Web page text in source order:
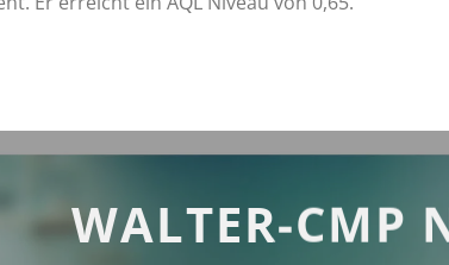
WALTER-CMP